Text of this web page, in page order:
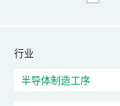
行业